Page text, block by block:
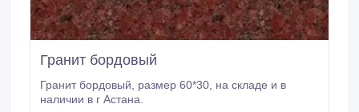
Гранит бордовый
Гранит бордовый, размер 60*30, на складе и в
наличии в г Астана.